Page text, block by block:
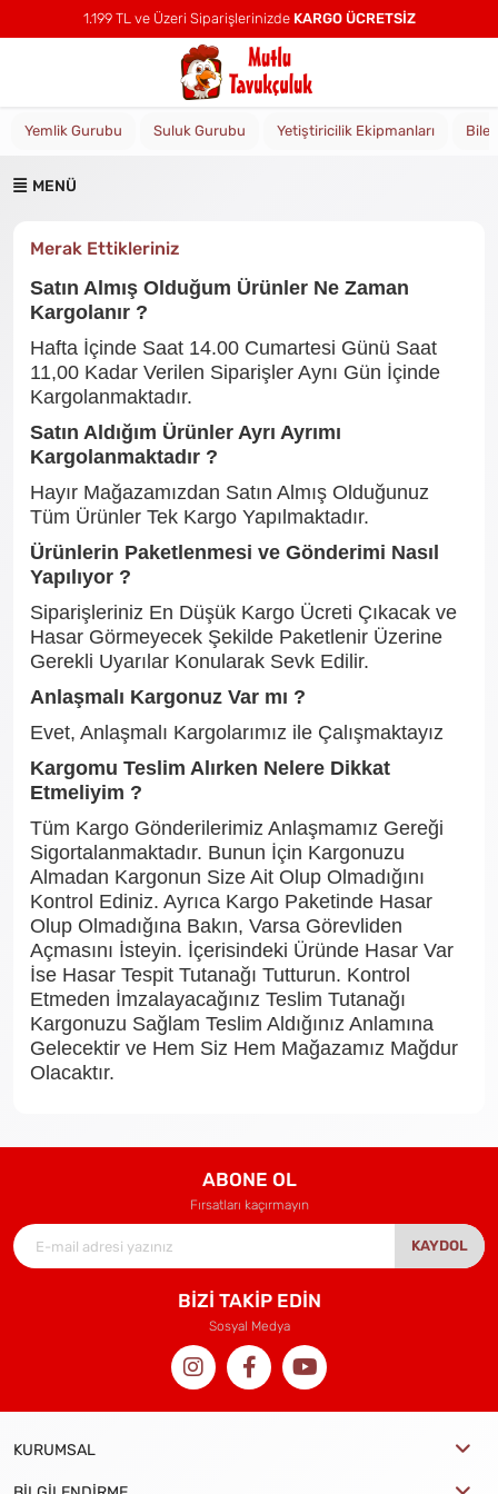
1.199 TL ve Üzeri Siparişlerinizde KARGO ÜCRETSİZ
Yemlik Gurubu Suluk Gurubu Yetiştiricilik Ekipmanları
MENÜ
Merak Ettikleriniz
Satın Almış Olduğum Ürünler Ne Zaman
Kargolanır ?
Hafta İçinde Saat 14.00 Cumartesi Günü Saat
11,00 Kadar Verilen Siparişler Aynı Gün İçinde
Kargolanmaktadır.
Satın Aldığım Ürünler Ayrı Ayrımı
Kargolanmaktadır ?
Hayır Mağazamızdan Satın Almış Olduğunuz
Tüm Ürünler Tek Kargo Yapılmaktadır.
Ürünlerin Paketlenmesi ve Gönderimi Nasıl
Yapılıyor ?
Siparişleriniz En Düşük Kargo Ücreti Çıkacak ve
Hasar Görmeyecek Şekilde Paketlenir Üzerine
Gerekli Uyarılar Konularak Sevk Edilir.
Anlaşmalı Kargonuz Var mı ?
Evet, Anlaşmalı Kargolarımız ile Çalışmaktayız
Kargomu Teslim Alırken Nelere Dikkat
Etmeliyim ?
Tüm Kargo Gönderilerimiz Anlaşmamız Gereği
Sigortalanmaktadır. Bunun İçin Kargonuzu
Almadan Kargonun Size Ait Olup Olmadığını
Kontrol Ediniz. Ayrıca Kargo Paketinde Hasar
Olup Olmadığına Bakın, Varsa Görevliden
Açmasını İsteyin. İçerisindeki Üründe Hasar Var
İse Hasar Tespit Tutanağı Tutturun. Kontrol
Etmeden İmzalayacağınız Teslim Tutanağı
Kargonuzu Sağlam Teslim Aldığınız Anlamına
Gelecektir ve Hem Siz Hem Mağazamız Mağdur
Olacaktır.
ABONE OL
Fırsatları kaçırmayın
KAYDOL
BİZİ TAKİP EDİN
Sosyal Medya
KURUMSAL